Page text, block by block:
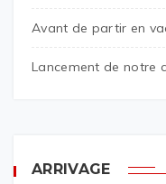
Avant de partir en
Lancement de notre
ARRIVAGE